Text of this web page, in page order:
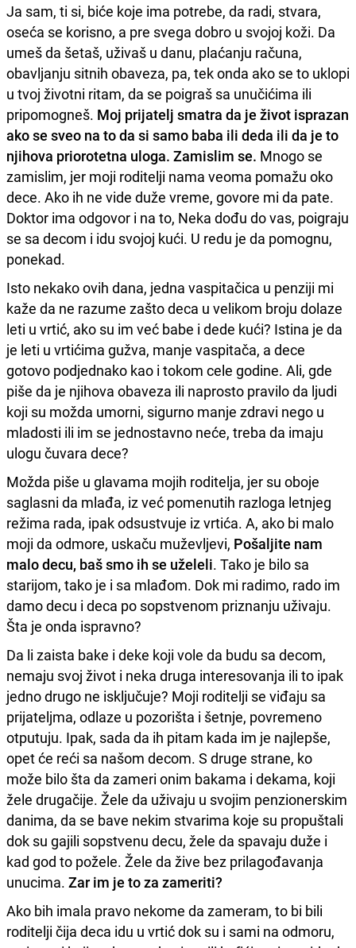
Ja sam, ti si, biće koje ima potrebe, da radi, stvara,
oseća se korisno, a pre svega dobro u svojoj koži. Da
umeš da šetaš, uživaš u danu, plaćanju računa,
obavljanju sitnih obaveza, pa, tek onda ako se to uklopi
u tvoj životni ritam, da se poigraš sa unučićima ili
pripomogneš. Moj prijatelj smatra da je život isprazan
ako se sveo na to da si samo baba ili deda ili da je to
njihova priorotetna uloga. Zamislim se. Mnogo se
zamislim, jer moji roditelji nama veoma pomažu oko
dece. Ako ih ne vide duže vreme, govore mi da pate.
Doktor ima odgovor i na to, Neka dođu do vas, poigraju
se sa decom i idu svojoj kući. U redu je da pomognu,
ponekad.
Isto nekako ovih dana, jedna vaspitačica u penziji mi
kaže da ne razume zašto deca u velikom broju dolaze
leti u vrtić, ako su im već babe i dede kući? Istina je da
je leti u vrtićima gužva, manje vaspitača, a dece
gotovo podjednako kao i tokom cele godine. Ali, gde
piše da je njihova obaveza ili naprosto pravilo da ljudi
koji su možda umorni, sigurno manje zdravi nego u
mladosti ili im se jednostavno neće, treba da imaju
ulogu čuvara dece?
Možda piše u glavama mojih roditelja, jer su oboje
saglasni da mlađa, iz već pomenutih razloga letnjeg
režima rada, ipak odsustvuje iz vrtića. A, ako bi malo
moji da odmore, uskaču muževljevi, Pošaljite nam
malo decu, baš smo ih se uželeli. Tako je bilo sa
starijom, tako je i sa mlađom. Dok mi radimo, rado im
damo decu i deca po sopstvenom priznanju uživaju.
Šta je onda ispravno?
Da li zaista bake i deke koji vole da budu sa decom,
nemaju svoj život i neka druga interesovanja ili to ipak
jedno drugo ne isključuje? Moji roditelji se viđaju sa
prijateljma, odlaze u pozorišta i šetnje, povremeno
otputuju. Ipak, sada da ih pitam kada im je najlepše,
opet će reći sa našom decom. S druge strane, ko
može bilo šta da zameri onim bakama i dekama, koji
žele drugačije. Žele da uživaju u svojim penzionerskim
danima, da se bave nekim stvarima koje su propuštali
dok su gajili sopstvenu decu, žele da spavaju duže i
kad god to požele. Žele da žive bez prilagođavanja
unucima. Zar im je to za zameriti?
Ako bih imala pravo nekome da zameram, to bi bili
roditelji čija deca idu u vrtić dok su i sami na odmoru,